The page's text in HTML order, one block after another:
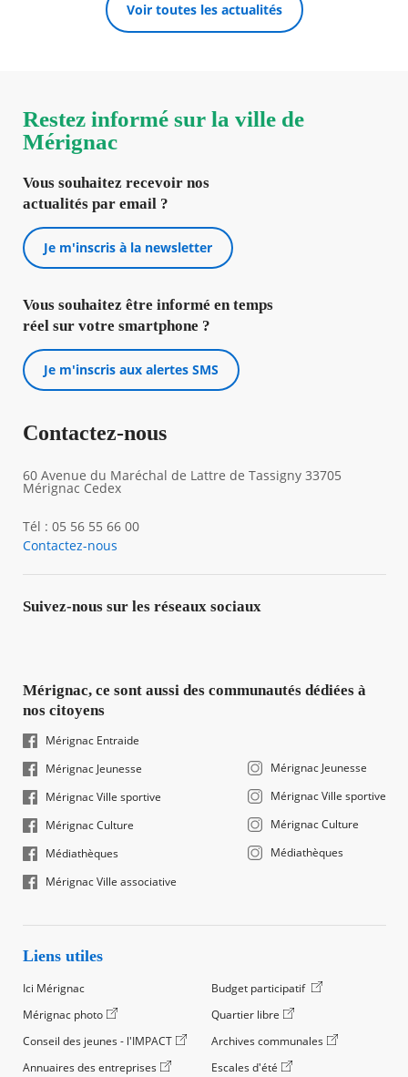
Voir toutes les actualités
Restez informé sur la ville de
Mérignac
Vous souhaitez recevoir nos
actualités par email ?
Je m'inscris à la newsletter
Vous souhaitez être informé en temps
réel sur votre smartphone ?
Je m'inscris aux alertes SMS
Contactez-nous
60 Avenue du Maréchal de Lattre de Tassigny 33705
Mérignac Cedex
Tél : 05 56 55 66 00
Contactez-nous
Suivez-nous sur les réseaux sociaux
Mérignac, ce sont aussi des communautés dédiées à
nos citoyens
Mérignac Entraide
Mérignac Jeunesse
Mérignac Ville sportive
Mérignac Culture
Médiathèques
Mérignac Ville associative
Mérignac Jeunesse
Mérignac Ville sportive
Mérignac Culture
Médiathèques
Liens utiles
Ici Mérignac
Budget participatif
Mérignac photo
Quartier libre
Conseil des jeunes - l'IMPACT
Archives communales
Annuaires des entreprises
Escales d'été